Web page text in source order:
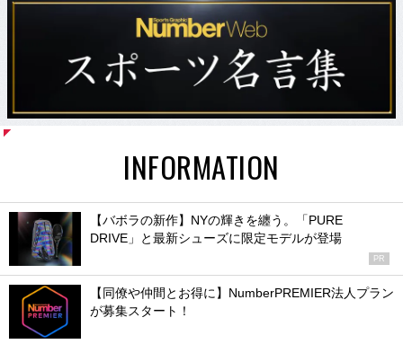
INFORMATION
【バボラの新作】NYの輝きを纏う。「PURE
DRIVE」と最新シューズに限定モデルが登場
PR
【同僚や仲間とお得に】NumberPREMIER法人プラン
が募集スタート！